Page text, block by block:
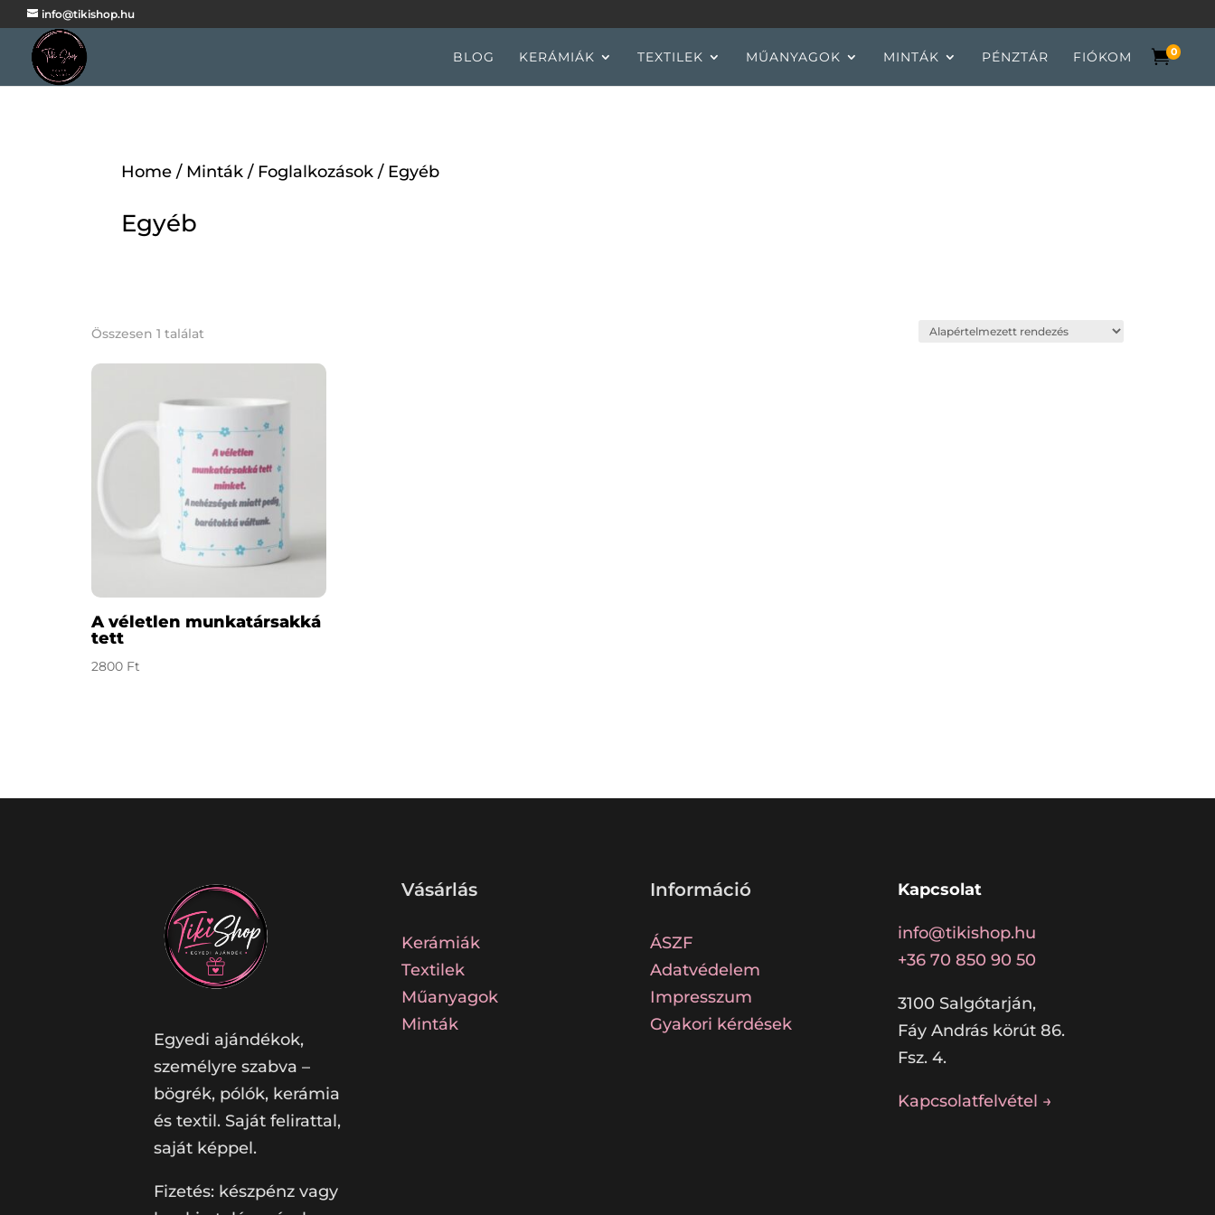
info@tikishop.hu
BLOG KERÁMIÁK TEXTILEK MŰANYAGOK MINTÁK PÉNZTÁR FIÓKOM 0
Home / Minták / Foglalkozások / Egyéb
Egyéb
Összesen 1 találat
A véletlen munkatársakká
tett
2800 Ft
Egyedi ajándékok,
személyre szabva –
bögrék, pólók, kerámia
és textil. Saját felirattal,
saját képpel.
Fizetés: készpénz vagy
Vásárlás
Kerámiák
Textilek
Műanyagok
Minták
Információ
ÁSZF
Adatvédelem
Impresszum
Gyakori kérdések
Kapcsolat
info@tikishop.hu
+36 70 850 90 50
3100 Salgótarján,
Fáy András körút 86.
Fsz. 4.
Kapcsolatfelvétel →